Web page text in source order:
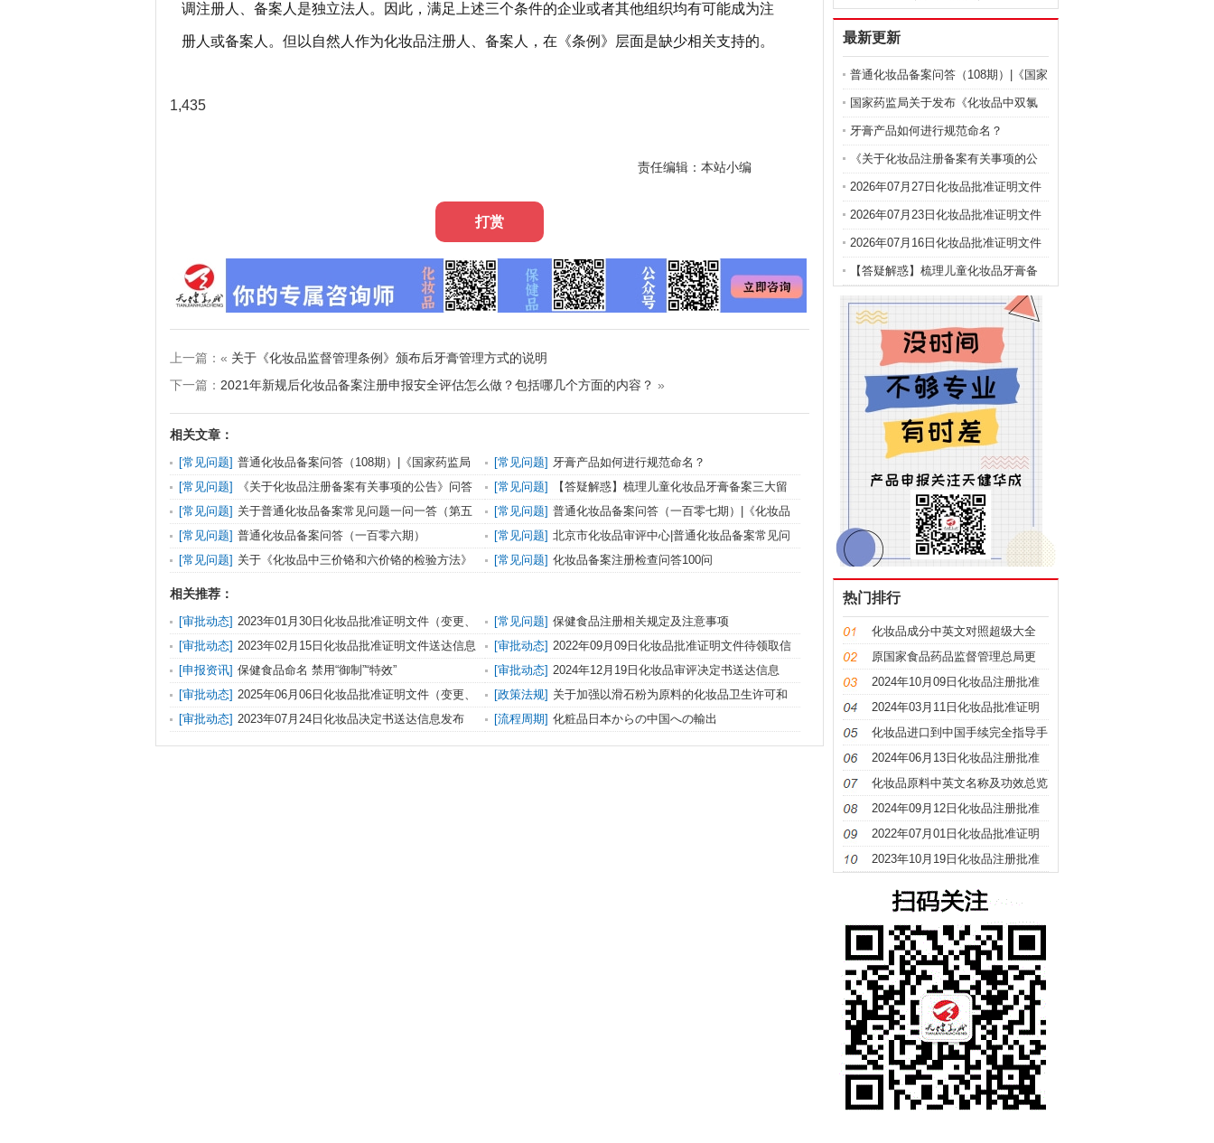
调注册人、备案人是独立法人。因此，满足上述三个条件的企业或者其他组织均有可能成为注
册人或备案人。但以自然人作为化妆品注册人、备案人，在《条例》层面是缺少相关支持的。
1,435
责任编辑：本站小编
打赏
上一篇：« 关于《化妆品监督管理条例》颁布后牙膏管理方式的说明
下一篇： 2021年新规后化妆品备案注册申报安全评估怎么做？包括哪几个方面的内容？ »
相关文章：
[常见问题] 普通化妆品备案问答（108期）|《国家药监局
关于化妆品注册备案有关事项的公告》问答
[常见问题] 牙膏产品如何进行规范命名？
[常见问题]
《关于化妆品注册备案有关事项的公告》问答 [常见问题]
【答疑解惑】梳理儿童化妆品牙膏备案三大留
意细节
[常见问题] 关于普通化妆品备案常见问题一问一答（第五
十九期）（新原料注册备案新规专刊）
[常见问题] 普通化妆品备案问答（一百零七期）|《化妆品
安全技术规范》内容调整问题
[常见问题] 普通化妆品备案问答（一百零六期） [常见问题] 北京市化妆品审评中心|普通化妆品备案常见问
题一问一答（第五十七期）
[常见问题] 关于《化妆品中三价铬和六价铬的检验方法》
等8项方法的问答
[常见问题] 化妆品备案注册检查问答100问
相关推荐：
[审批动态] 2023年01月30日化妆品批准证明文件（变更、
纠错）送达信息发布
[常见问题] 保健食品注册相关规定及注意事项
[审批动态] 2023年02月15日化妆品批准证明文件送达信息
发布
[审批动态] 2022年09月09日化妆品批准证明文件待领取信
息发布
[申报资讯] 保健食品命名 禁用“御制”“特效” [审批动态] 2024年12月19日化妆品审评决定书送达信息
[审批动态] 2025年06月06日化妆品批准证明文件（变更、
纠错）送达信息
[政策法规] 关于加强以滑石粉为原料的化妆品卫生许可和
备案管理工作的紧急通知
[审批动态] 2023年07月24日化妆品决定书送达信息发布 [流程周期] 化粧品日本からの中国への輸出
最新更新
普通化妆品备案问答（108期）|《国家
药监局关于化妆品注册备案有关事项
的公告》问答
国家药监局关于发布《化妆品中双氯
芬酸钠的测定》等2项化妆品补充检验
方法的公告（2026年第72号）
牙膏产品如何进行规范命名？
《关于化妆品注册备案有关事项的公
告》问答
2026年07月27日化妆品批准证明文件
送达信息
2026年07月23日化妆品批准证明文件
送达信息
2026年07月16日化妆品批准证明文件
送达信息
【答疑解惑】梳理儿童化妆品牙膏备
案三大留意细节
热门排行
化妆品成分中英文对照超级大全
原国家食品药品监督管理总局更
名，“CFDA”变“NMPA”
2024年10月09日化妆品注册批准
证明文件送达信息
2024年03月11日化妆品批准证明
文件送达信息发布
化妆品进口到中国手续完全指导手
册
2024年06月13日化妆品注册批准
证明文件送达信息
化妆品原料中英文名称及功效总览
（S－Z）
2024年09月12日化妆品注册批准
证明文件送达信息
2022年07月01日化妆品批准证明
文件待领取信息发布
2023年10月19日化妆品注册批准